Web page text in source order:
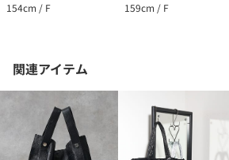
154cm / F 159cm / F
関連アイテム